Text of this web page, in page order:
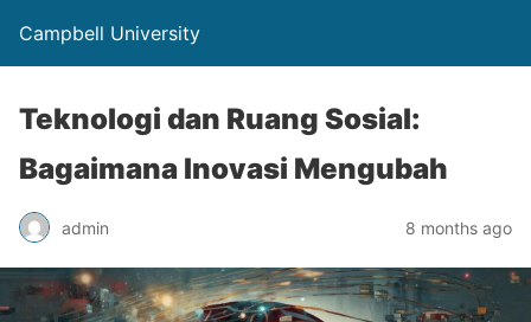
Campbell University
Teknologi dan Ruang Sosial:
Bagaimana Inovasi Mengubah
admin 8 months ago